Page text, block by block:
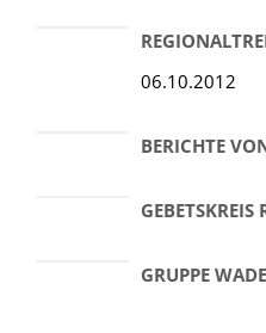
06.10.2012
BERICHTE
GEBETSKREIS
GRUPPE